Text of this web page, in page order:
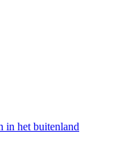
in het buitenland